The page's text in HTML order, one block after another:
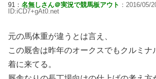
91： 名無しさん＠実況で競馬板アウト ：2016/05/
ID:iCD7+gAt0.net
元の馬体重が違うとは言え、
この厩舎は昨年のオークスでもクルミナ
着に来てる。